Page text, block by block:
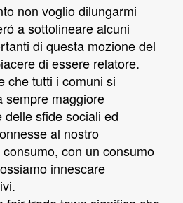
non voglio dilungarmi
a sottolineare alcuni
di questa mozione del
di essere relatore.
che tutti i comuni si
sempre maggiore
sfide sociali ed
al nostro
con un consumo
innescare